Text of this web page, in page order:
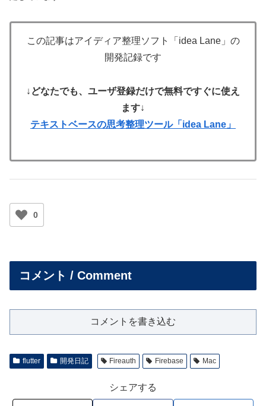
この記事はアイディア整理ソフト「idea Lane」の
開発記録です
↓ どなたでも、ユーザ登録だけで無料ですぐに使え
ます↓
テキストベースの思考整理ツール「idea Lane」
0
コメント / Comment
コメントを書き込む
flutter 開発日記 Fireauth Firebase Mac
シェアする